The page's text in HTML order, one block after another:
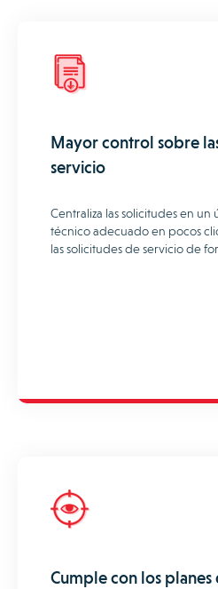
Mayor control sobre
servicio
Centraliza las solicitudes en un
técnico adecuado en pocos
las solicitudes de servicio de
Cumple con los